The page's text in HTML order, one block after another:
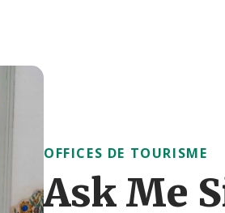
OFFICES DE TOURISME
Ask Me